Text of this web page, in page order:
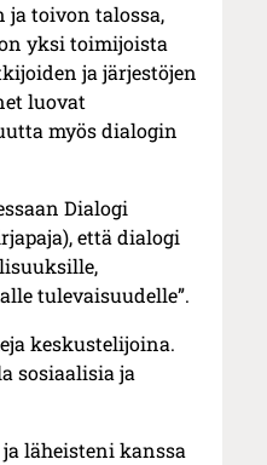
ja toivon talossa,
yksi toimijoista
ja järjestöjen
luovat
myös dialogin
Dialogi
että dialogi
tulevaisuudelle”.
keskustelijoina.
sosiaalisia ja
läheisteni kanssa